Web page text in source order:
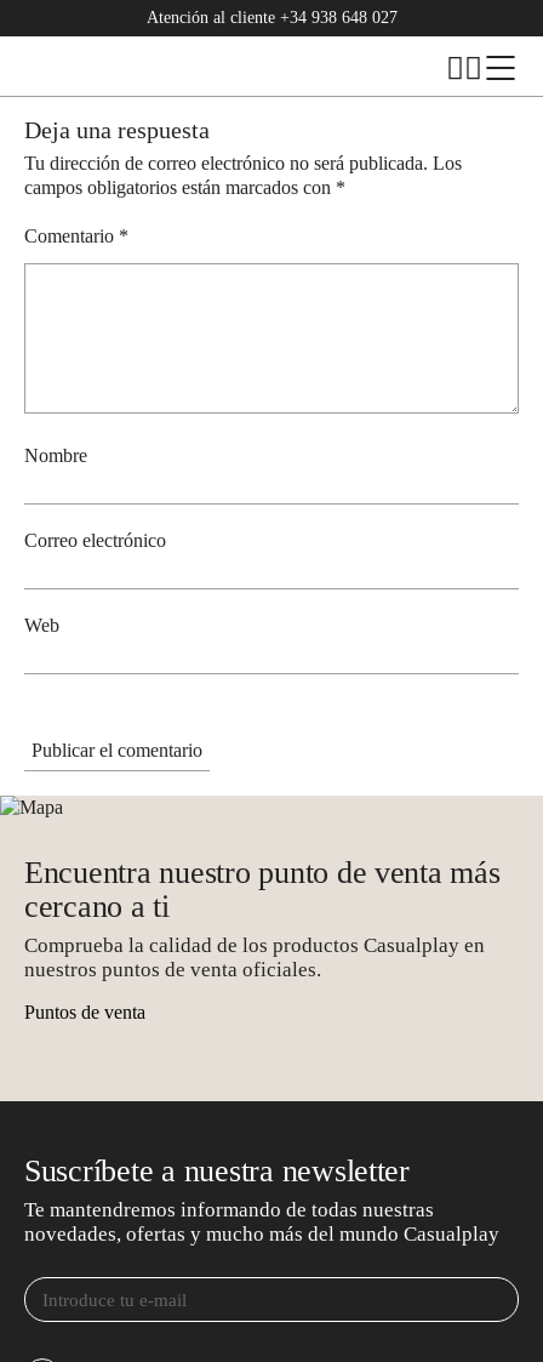
Atención al cliente +34 938 648 027
Deja una respuesta
Tu dirección de correo electrónico no será publicada. Los
campos obligatorios están marcados con *
Comentario *
Nombre
Correo electrónico
Web
Encuentra nuestro punto de venta más
cercano a ti
Comprueba la calidad de los productos Casualplay en
nuestros puntos de venta oficiales.
Puntos de venta
Suscríbete a nuestra newsletter
Te mantendremos informando de todas nuestras
novedades, ofertas y mucho más del mundo Casualplay